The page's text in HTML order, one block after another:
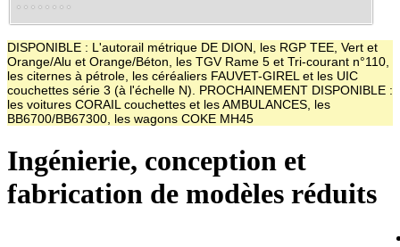
DISPONIBLE : L'autorail métrique DE DION, les RGP TEE, Vert et
Orange/Alu et Orange/Béton, les TGV Rame 5 et Tri-courant n°110,
les citernes à pétrole, les céréaliers FAUVET-GIREL et les UIC
couchettes série 3 (à l'échelle N). PROCHAINEMENT DISPONIBLE :
les voitures CORAIL couchettes et les AMBULANCES, les
BB6700/BB67300, les wagons COKE MH45
Ingénierie, conception et
fabrication de modèles réduits